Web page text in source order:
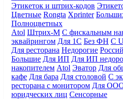
Этикеток и штрих-кодов
Цветные Rongta Xprinter
Полноцветных
Atol Штрих-М С фискальным
эквайрингом Для 1С Без ФН С
Для ресторана Недорогие
Большие Для ИП Для ИП
накопителем Atol Эватор Для
кафе Для бара Для столовой С
ресторана с монитором Для
юридческих лиц Сенсорные